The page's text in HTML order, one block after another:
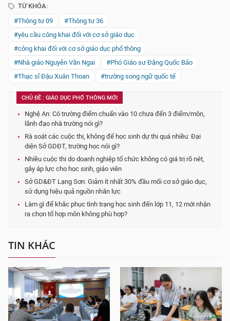
TỪ KHÓA:
#Thông tư 09
#Thông tư 36
#yêu cầu công khai đối với cơ sở giáo dục
#công khai đối với cơ sở giáo dục phổ thông
#Nhà giáo Nguyễn Văn Ngai
#Phó Giáo sư Đặng Quốc Bảo
#Thạc sĩ Đậu Xuân Thoan
#trường song ngữ quốc tế
CHỦ ĐỀ : GIÁO DỤC PHỔ THÔNG MỚI
Nghệ An: Có trường điểm chuẩn vào 10 chưa đến 3 điểm/môn,
lãnh đạo nhà trường nói gì?
Rà soát các cuộc thi, không để học sinh dự thi quá nhiều: Đại
diện Sở GDĐT, trường học nói gì?
Nhiều cuộc thi do doanh nghiệp tổ chức không có giá trị rõ nét,
gây áp lực cho học sinh, giáo viên
Sở GD&ĐT Lạng Sơn: Giảm ít nhất 30% đầu mối cơ sở giáo dục,
sử dụng hiệu quả nguồn nhân lực
Làm gì để khắc phục tình trạng học sinh đến lớp 11, 12 mới nhận
ra chọn tổ hợp môn không phù hợp?
TIN KHÁC